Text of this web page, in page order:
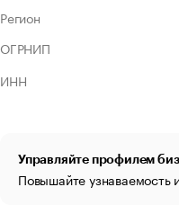
Регион
ОГРНИП
ИНН
Управляйте профилем
Повышайте узнаваемость